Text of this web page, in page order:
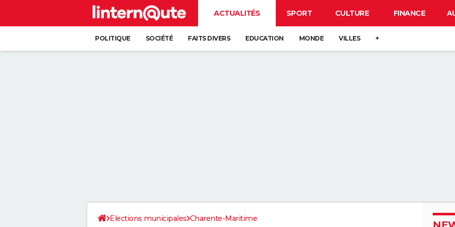
ACTUALITÉS SPORT CULTURE FINANCE
POLITIQUE SOCIÉTÉ FAITS DIVERS EDUCATION MONDE VILLES +
Elections municipales Charente-Maritime